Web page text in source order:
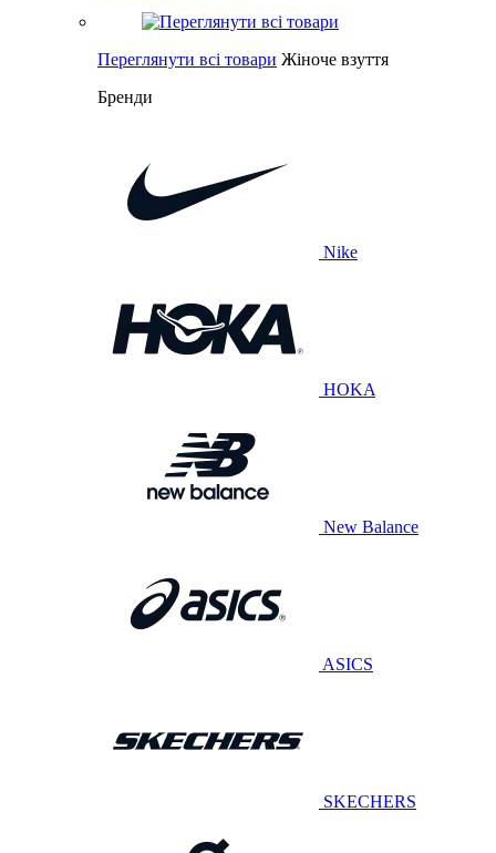
Переглянути всі товари Жіноче взуття
Бренди
Nike
HOKA
New Balance
ASICS
SKECHERS